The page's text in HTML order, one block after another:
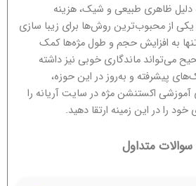
ظاهری طبیعی و شیک، هزینه
یکی از محبوب‌ترین روش‌ها برای زیبا سازی
به افزایش حجم و طول مژه‌ها کمک
می‌تواند ماندگاری خوبی نیز داشته
پیشرفته و به‌روز در این حوزه،
آموزشی اکستنشن مژه در سایت آریانه را
را در این زمینه ارتقا دهید.
سوالات متداول